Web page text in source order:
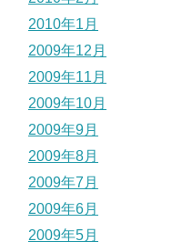
2010年1月
2009年12月
2009年11月
2009年10月
2009年9月
2009年8月
2009年7月
2009年6月
2009年5月